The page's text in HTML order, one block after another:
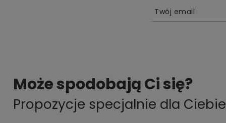
Twój email
Może spodobają Ci się?
Propozycje specjalnie dla Ciebie